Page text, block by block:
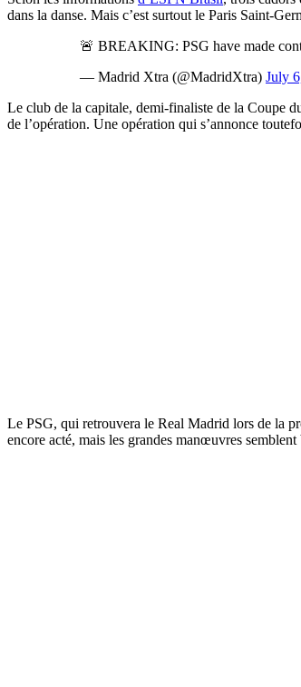
dans la danse. Mais c’est surtout le Paris Saint-
🚨 BREAKING: PSG have made
— Madrid Xtra (@MadridXtra) July
Le club de la capitale, demi-finaliste de la Coupe
de l’opération. Une opération qui s’annonce
Le PSG, qui retrouvera le Real Madrid lors de la
encore acté, mais les grandes manœuvres